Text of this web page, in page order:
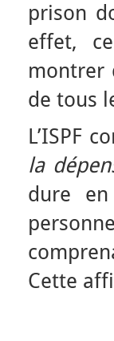
prison
effet,
montrer
de tous
L’ISPF
la
dure
Cette